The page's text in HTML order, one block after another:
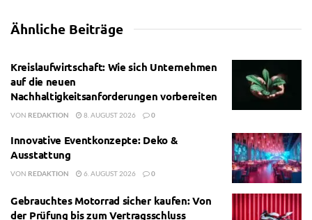
Ähnliche Beiträge
Kreislaufwirtschaft: Wie sich Unternehmen
auf die neuen
Nachhaltigkeitsanforderungen vorbereiten
VON REDAKTION 8. AUGUST 2026 0
Innovative Eventkonzepte: Deko &
Ausstattung
VON REDAKTION 6. AUGUST 2026 0
Gebrauchtes Motorrad sicher kaufen: Von
der Prüfung bis zum Vertragsschluss